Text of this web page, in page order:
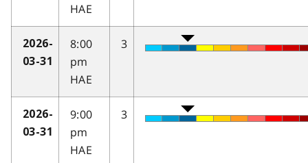
HAE
2026-
03-31
8:00
pm
HAE
3
2026-
03-31
9:00
pm
HAE
3